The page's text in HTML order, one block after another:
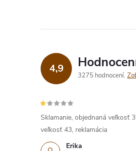
4,9
3275 hodnocení
Erika
Sklamanie, objednaná veľkosť
veľkosť 43, reklamácia